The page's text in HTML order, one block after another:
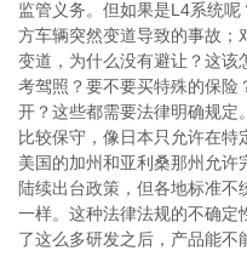
监管义务。但如果是L4系统
方车辆突然变道导致的事故；
变道，为什么没有避让？这该
考驾照？要不要买特殊的保险
开？这些都需要法律明确规定
比较保守，像日本只允许在
美国的加州和亚利桑那州允
陆续出台政策，但各地标准
一样。这种法律法规的不确定
了这么多研发之后，产品能不